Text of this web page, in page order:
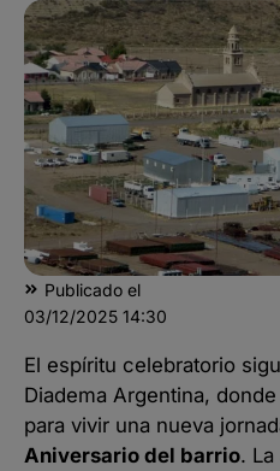
Publicado el
03/12/2025 14:30
El espíritu celebratorio
Diadema Argentina,
para vivir una nueva
Aniversario del barrio.